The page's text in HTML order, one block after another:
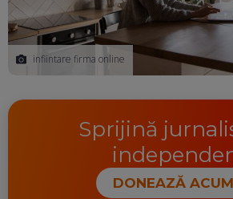
infiintare firma online
Sprijină
DONEAZĂ ACUM